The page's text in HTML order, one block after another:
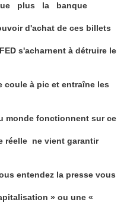
plus la banque
d'achat de ces billets
s'acharnent à détruire le
coule à pic et entraîne les
monde fonctionnent sur ce
réelle ne vient garantir
entendez la presse vous
» ou une «